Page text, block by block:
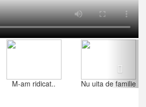
M-am ridicat.. Nu uita de familie
Next